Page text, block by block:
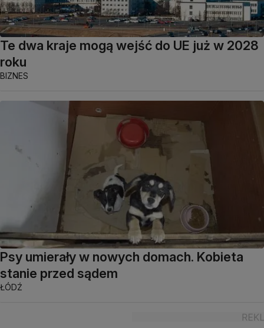
Te dwa kraje mogą wejść do UE już w 2028
roku
BIZNES
Psy umierały w nowych domach. Kobieta
stanie przed sądem
ŁÓDŹ